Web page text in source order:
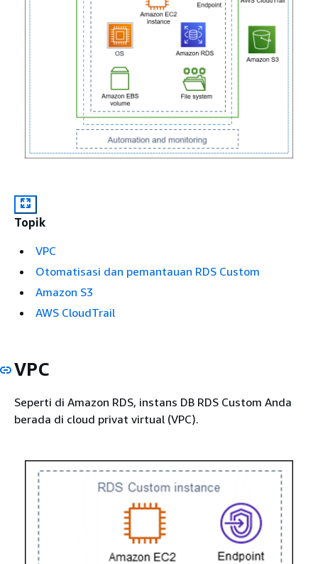
Topik
VPC
Otomatisasi dan pemantauan RDS Custom
Amazon S3
AWS CloudTrail
VPC
Seperti di Amazon RDS, instans DB RDS Custom Anda
berada di cloud privat virtual (VPC).